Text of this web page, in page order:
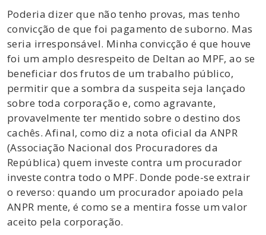
Poderia dizer que não tenho provas, mas tenho
convicção de que foi pagamento de suborno. Mas
seria irresponsável. Minha convicção é que houve
foi um amplo desrespeito de Deltan ao MPF, ao se
beneficiar dos frutos de um trabalho público,
permitir que a sombra da suspeita seja lançado
sobre toda corporação e, como agravante,
provavelmente ter mentido sobre o destino dos
cachês. Afinal, como diz a nota oficial da ANPR
(Associação Nacional dos Procuradores da
República) quem investe contra um procurador
investe contra todo o MPF. Donde pode-se extrair
o reverso: quando um procurador apoiado pela
ANPR mente, é como se a mentira fosse um valor
aceito pela corporação.